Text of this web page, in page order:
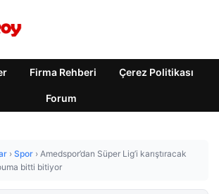
Firma Rehberi Çerez Politikası
Forum
› Spor › Amedspor’dan Süper Lig’i karıştıracak
bitti bitiyor